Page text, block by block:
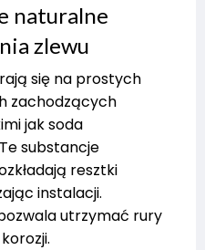
naturalne
zlewu
się na prostych
zachodzących
jak soda
substancje
resztki
instalacji.
utrzymać rury